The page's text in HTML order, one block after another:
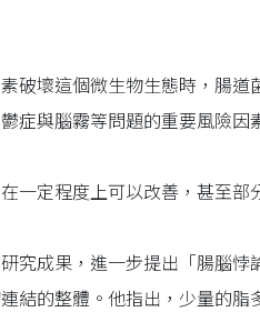
破壞這個微生物生態時，腸
症與腦霧等問題的重要風險因
一定程度上可以改善，甚至部
究成果，進一步提出「腸腦
結的整體。他指出，少量的